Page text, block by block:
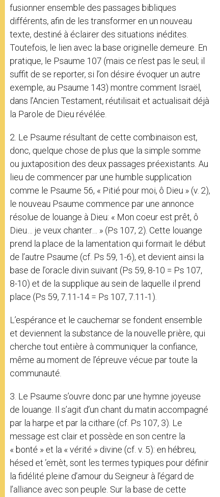
fusionner ensemble des passages bibliques
différents, afin de les transformer en un nouveau
texte, destiné à éclairer des situations inédites.
Toutefois, le lien avec la base originelle demeure. En
pratique, le Psaume 107 (mais ce n’est pas le seul; il
suffit de se reporter, si l’on désire évoquer un autre
exemple, au Psaume 143) montre comment Israël,
dans l’Ancien Testament, réutilisait et actualisait déjà
la Parole de Dieu révélée.
2. Le Psaume résultant de cette combinaison est,
donc, quelque chose de plus que la simple somme
ou juxtaposition des deux passages préexistants. Au
lieu de commencer par une humble supplication
comme le Psaume 56, « Pitié pour moi, ô Dieu » (v. 2),
le nouveau Psaume commence par une annonce
résolue de louange à Dieu: « Mon coeur est prêt, ô
Dieu… je veux chanter… » (Ps 107, 2). Cette louange
prend la place de la lamentation qui formait le début
de l’autre Psaume (cf. Ps 59, 1-6), et devient ainsi la
base de l’oracle divin suivant (Ps 59, 8-10 = Ps 107,
8-10) et de la supplique au sein de laquelle il prend
place (Ps 59, 7.11-14 = Ps 107, 7.11-1).
L’espérance et le cauchemar se fondent ensemble
et deviennent la substance de la nouvelle prière, qui
cherche tout entière à communiquer la confiance,
même au moment de l’épreuve vécue par toute la
communauté.
3. Le Psaume s’ouvre donc par une hymne joyeuse
de louange. Il s’agit d’un chant du matin accompagné
par la harpe et par la cithare (cf. Ps 107, 3). Le
message est clair et possède en son centre la
« bonté » et la « vérité » divine (cf. v. 5): en hébreu,
hésed et ’emèt, sont les termes typiques pour définir
la fidélité pleine d’amour du Seigneur à l’égard de
l’alliance avec son peuple. Sur la base de cette